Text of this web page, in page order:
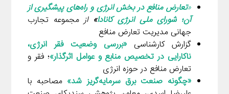
«تعارض منافع در بخش انرژی و راه‌های پیشگیری از
آن؛ شورای ملی انرژی کانادا» ازمجموعه تجارب
جهانی مدیریت تعارض منافع
گزارش کارشناسی«بررسی وضعیت فقر انرژی،
ناکارایی در تخصیص منابع و عوامل اثرگذار»؛ فقر و
تعارض منافع در حوزه انرژی
«چگونه صنعت برق سرمایه‌گریز شد» مصاحبه با